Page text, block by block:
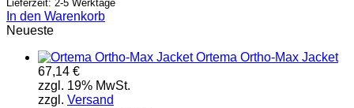
Lieferzeit: 2-5 Werktage
In den Warenkorb
Neueste
Ortema Ortho-Max Jacket
67,14 €
zzgl. 19% MwSt.
zzgl. Versand